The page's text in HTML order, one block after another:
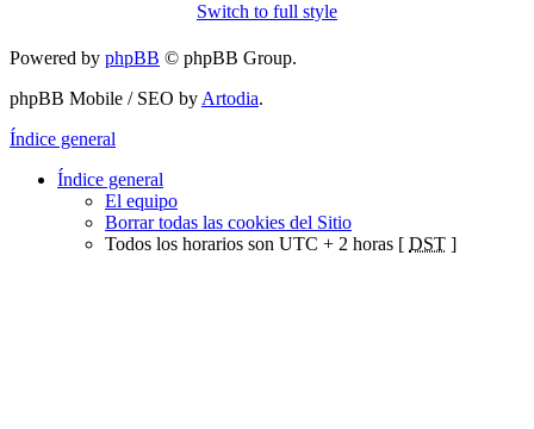
Switch to full style
Powered by phpBB © phpBB Group.
phpBB Mobile / SEO by Artodia.
Índice general
Índice general
El equipo
Borrar todas las cookies del Sitio
Todos los horarios son UTC + 2 horas [ DST ]